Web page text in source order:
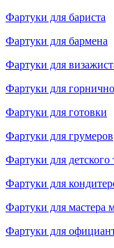
Фартуки для бариста
Фартуки для бармена
Фартуки для
Фартуки для
Фартуки для готовки
Фартуки для грумеров
Фартуки для детского
Фартуки для
Фартуки для мастера
Фартуки для